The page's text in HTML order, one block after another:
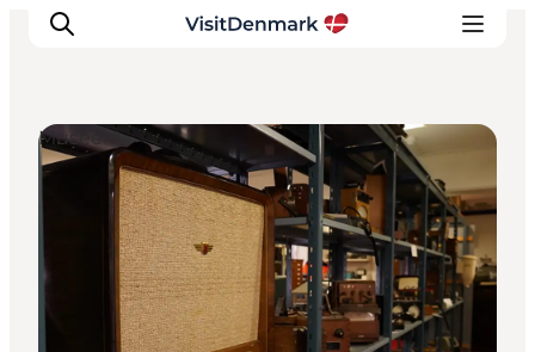
Inspiration
Destinationer
Oplevelser
Overnatning
Planlæg ferien
Museer